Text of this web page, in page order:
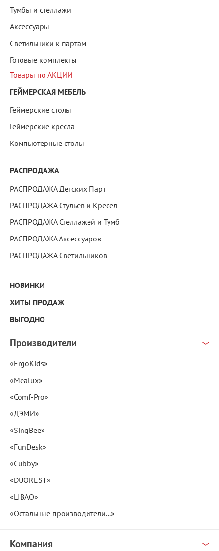
Тумбы и стеллажи
Аксессуары
Светильники к партам
Готовые комплекты
Товары по АКЦИИ
ГЕЙМЕРСКАЯ МЕБЕЛЬ
Геймерские столы
Геймерские кресла
Компьютерные столы
РАСПРОДАЖА
РАСПРОДАЖА Детских Парт
РАСПРОДАЖА Стульев и Кресел
РАСПРОДАЖА Стеллажей и Тумб
РАСПРОДАЖА Аксессуаров
РАСПРОДАЖА Светильников
НОВИНКИ
ХИТЫ ПРОДАЖ
ВЫГОДНО
Производители
«ErgoKids»
«Mealux»
«Comf-Pro»
«ДЭМИ»
«SingBee»
«FunDesk»
«Cubby»
«DUOREST»
«LIBAO»
«Остальные производители...»
Компания